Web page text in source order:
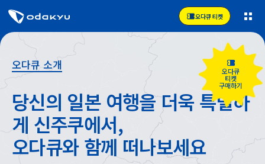
오다큐 티켓
오다큐 소개
당신의 일본 여행을 더욱 특별하
게 신주쿠에서,
오다큐와 함께 떠나보세요
오다큐
티켓
구매하기